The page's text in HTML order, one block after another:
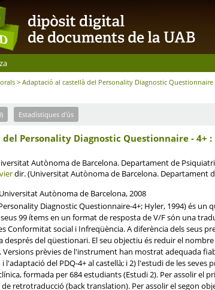
> Adaptació al castellà del Personality Diagnostic Questionnaire
Estadístiques d'ús
Personality Diagnostic Questionnaire -
Autònoma de Barcelona. Departament de
dir. (Universitat Autònoma de Barcelona. Departament
Autònoma de Barcelona, 2008
Diagnostic Questionnaire-4+; Hyler, 1994) és
seus 99 ítems en un format de resposta de V/F són una
Conformitat social i Infreqüència. A diferència dels seus
després del qüestionari. El seu objectiu és reduir el
Versions prèvies de l'instrument han mostrat adequada
l'adaptació del PDQ-4+ al castellà; i 2) l'estudi de les
formada per 684 estudiants (Estudi 2). Per assolir el
retrotraducció (back translation). Per assolir el segon